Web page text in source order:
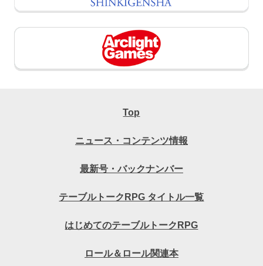
Top
ニュース・コンテンツ情報
最新号・バックナンバー
テーブルトークRPG タイトル一覧
はじめてのテーブルトークRPG
ロール＆ロール関連本